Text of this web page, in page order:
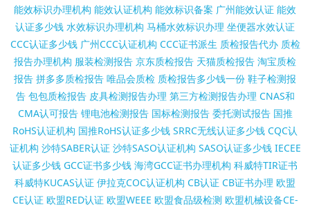
能效标识办理机构 能效认证机构 能效标识备案 广州能效认证 能效
认证多少钱 水效标识办理机构 马桶水效标识办理 坐便器水效认证
CCC认证多少钱 广州CCC认证机构 CCC证书派生 质检报告代办 质检
报告办理机构 服装检测报告 京东质检报告 天猫质检报告 淘宝质检
报告 拼多多质检报告 唯品会质检 质检报告多少钱一份 鞋子检测报
告 包包质检报告 皮具检测报告办理 第三方检测报告办理 CNAS和
CMA认可报告 锂电池检测报告 国标检测报告 委托测试报告 国推
RoHS认证机构 国推RoHS认证多少钱 SRRC无线认证多少钱 CQC认
证机构 沙特SABER认证 沙特SASO认证机构 SASO认证多少钱 IECEE
认证多少钱 GCC证书多少钱 海湾GCC证书办理机构 科威特TIR证书
科威特KUCAS认证 伊拉克COC认证机构 CB认证 CB证书办理 欧盟
CE认证 欧盟RED认证 欧盟WEEE 欧盟食品级检测 欧盟机械设备CE-